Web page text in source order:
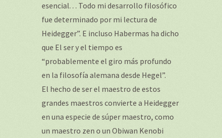
esencial. . . Todo mi desarrollo filosófico
fue determinado por mi lectura de
Heidegger”. E incluso Habermas ha dicho
que El ser y el tiempo es
“probablemente el giro más profundo
en la filosofía alemana desde Hegel”.
El hecho de ser el maestro de estos
grandes maestros convierte a Heidegger
en una especie de súper maestro, como
un maestro zen o un Obiwan Kenobi